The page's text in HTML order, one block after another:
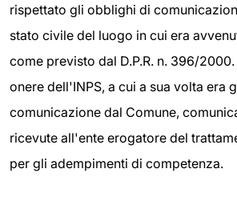
rispettato gli obblighi di
stato civile del luogo in cui era
come previsto dal D.P.R. n. 396/
onere dell'INPS, a cui a sua volta era
comunicazione dal Comune,
ricevute all'ente erogatore del
per gli adempimenti di competenza.